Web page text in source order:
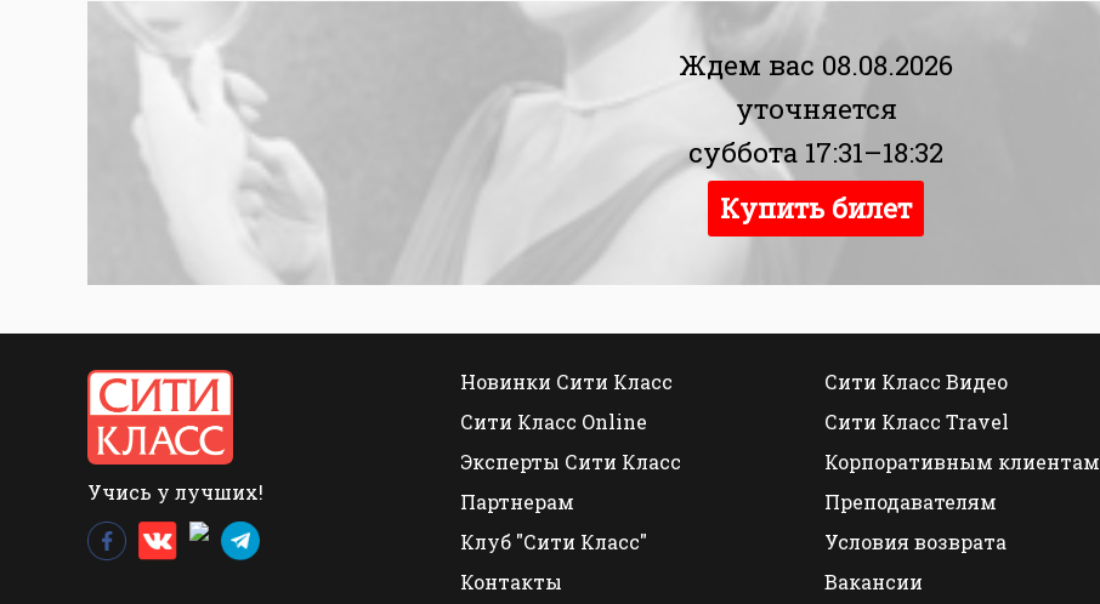
Ждем вас 08.08.2026
уточняется
суббота 17:31–18:32
Купить билет
Учись у лучших!
Новинки Сити Класс
Сити Класс Видео
Сити Класс Online
Сити Класс Travel
Эксперты Сити Класс
Корпоративным клиентам
Партнерам
Преподавателям
Клуб "Сити Класс"
Условия возврата
Контакты
Вакансии